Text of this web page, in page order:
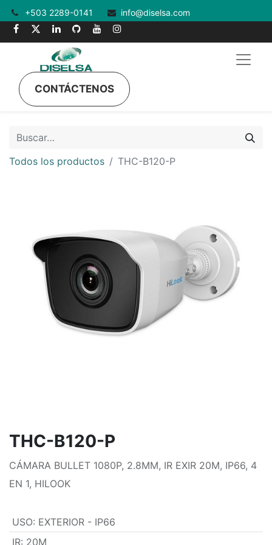
+503 2289-0141 info@diselsa.com
CONTÁCTENOS
Todos los productos THC-B120-P
THC-B120-P
CÁMARA BULLET 1080P, 2.8MM, IR EXIR 20M, IP66, 4
EN 1, HILOOK
USO: EXTERIOR - IP66
IR: 20M